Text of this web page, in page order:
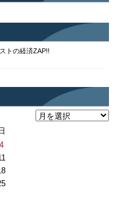
トの経済ZAP!!
4